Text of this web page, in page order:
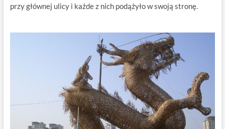
przy głównej ulicy i każde z nich podążyło w swoją stronę.